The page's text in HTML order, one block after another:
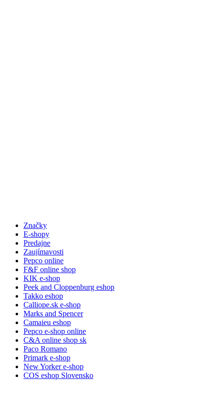
Značky
E-shopy
Predajne
Zaujímavosti
Pepco online
F&F online shop
KIK e-shop
Peek and Cloppenburg eshop
Takko eshop
Calliope.sk e-shop
Marks and Spencer
Camaieu eshop
Pepco e-shop online
C&A online shop sk
Paco Romano
Primark e-shop
New Yorker e-shop
COS eshop Slovensko